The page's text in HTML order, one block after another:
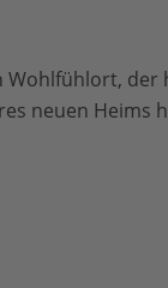
Wohlfühlort,
neuen Heims